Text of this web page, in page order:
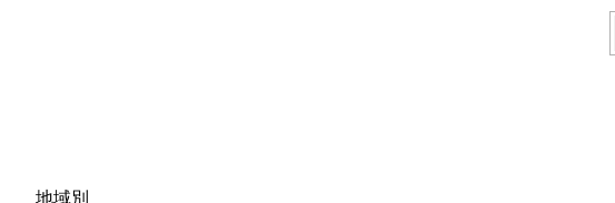
地域別